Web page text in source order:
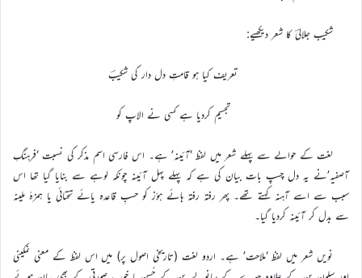
شکیب جلالیؔ کا شعر دیکھیے:
تعریف کیا ہو قامتِ دل دار کی شکیبؔ
تجسیم کردیا ہے کسی نے الاپ کو
لغت کے حوالے سے پہلے شعر میں لفظ ‘آئینہ’ ہے۔ اس فارسی اسم مذکر کی نسبت ‘فرہنگِ
آصفیہ’نے یہ دل چسپ بات بیان کی ہے کہ پہلے پہل آئینہ چونکہ لوہے سے بنایا گیا تھا اس
سبب سے اسے آہنہ کہتے تھے۔ پھر رفتہ رفتہ ہائے ہوّز کو حسبِ قاعدہ یائے تحتائی یا ہمزۂ ملینہ
سے بدل کر آئینہ کردیا گیا۔
نویں شعر میں لفظ ‘ملاحت’ ہے۔ اردو لغت (تاریخی اصول پر) میں اس لفظ کے معنی نمکینی